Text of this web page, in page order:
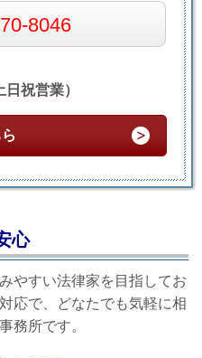
8046
祝営業）
心
やすい法律家を目指してお
応で、どなたでも気軽に相
務所です。